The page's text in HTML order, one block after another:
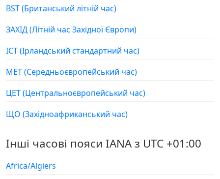
BST (Британський літній час)
ЗАХІД (Літній час Західної Європи)
ІСТ (Ірландський стандартний час)
МЕТ (Середньоєвропейський час)
ЦЕТ (Центральноєвропейський час)
ЩО (Західноафриканський час)
Інші часові пояси IANA з UTC +01:00
Africa/Algiers